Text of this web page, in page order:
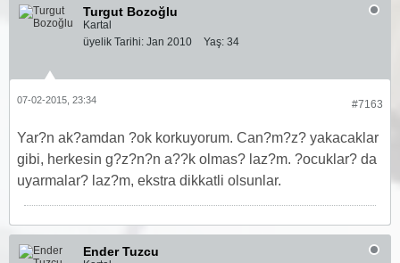
Turgut Bozoğlu
Kartal
üyelik Tarihi: Jan 2010 Yaş: 34
#7163
07-02-2015, 23:34
Yar?n ak?amdan ?ok korkuyorum. Can?m?z? yakacaklar
gibi, herkesin g?z?n?n a??k olmas? laz?m. ?ocuklar? da
uyarmalar? laz?m, ekstra dikkatli olsunlar.
Ender Tuzcu